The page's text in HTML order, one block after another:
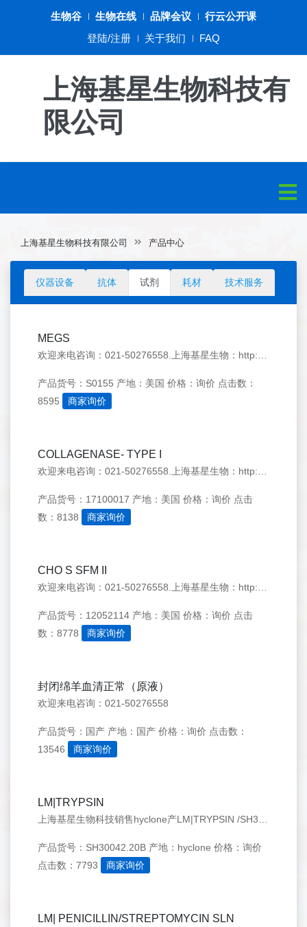
生物谷 生物在线 品牌会议
行云公开课
登陆/注册
关于我们 FAQ
上海基星生物科技有
限公司
上海基星生物科技有限公司 产品中心
仪器设备 抗体 试剂 耗材 技术服务
MEGS
产品货号：S0155 产地：美国 价格：询价 点击数：
8595
商家询价
COLLAGENASE- TYPE I
产品货号：17100017 产地：美国 价格：询价 点击
数：8138
商家询价
CHO S SFM II
产品货号：12052114 产地：美国 价格：询价 点击
数：8778
商家询价
封闭绵羊血清正常（原液）
欢迎来电咨询：021-50276558
产品货号：国产 产地：国产 价格：询价 点击数：
13546
商家询价
LM|TRYPSIN
产品货号：SH30042.20B 产地：hyclone 价格：询价
点击数：7793
商家询价
LM| PENICILLIN/STREPTOMYCIN SLN